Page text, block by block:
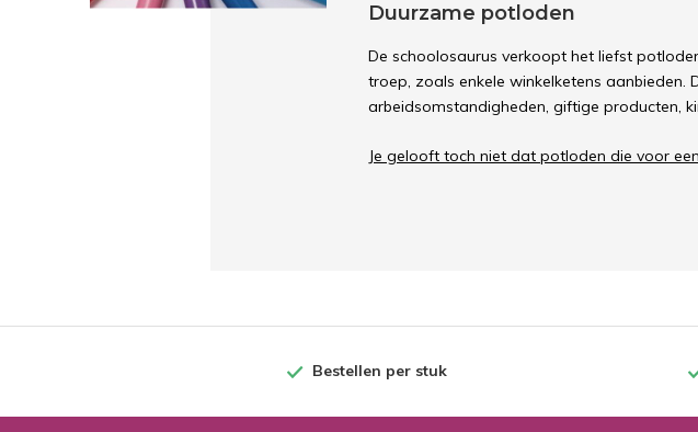
Duurzame potloden
De schoolosaurus verkoopt het liefst
troep, zoals enkele winkelketens
arbeidsomstandigheden, giftige producten,
Je gelooft toch niet dat potloden die voor
Bestellen per stuk